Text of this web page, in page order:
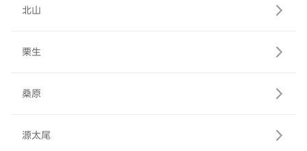
北山
栗生
桑原
源太尾